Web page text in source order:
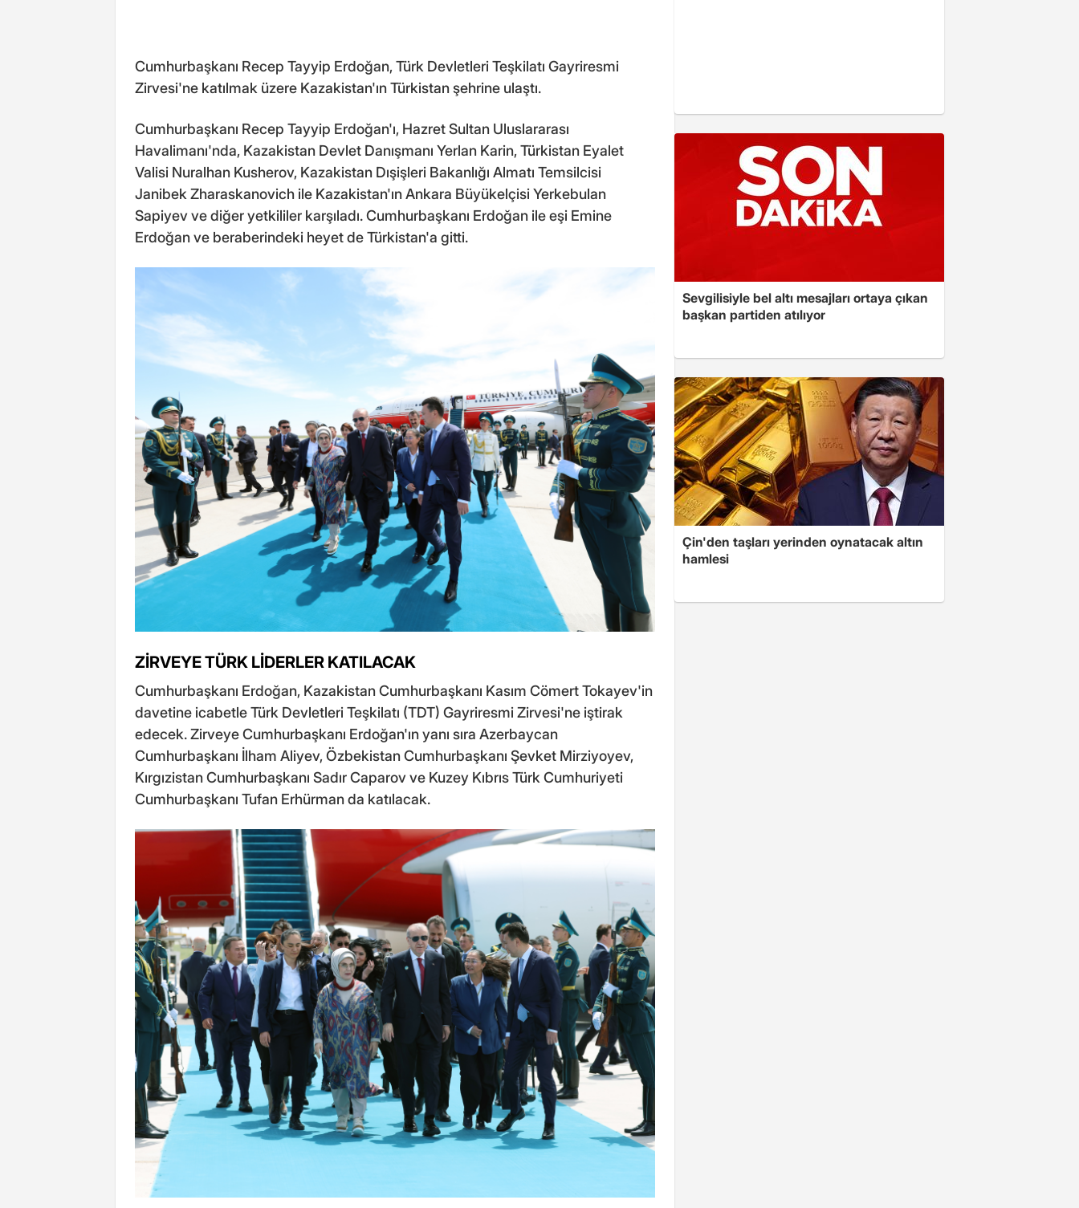
Cumhurbaşkanı Recep Tayyip Erdoğan, Türk Devletleri Teşkilatı Gayriresmi
Zirvesi'ne katılmak üzere Kazakistan'ın Türkistan şehrine ulaştı.
Cumhurbaşkanı Recep Tayyip Erdoğan'ı, Hazret Sultan Uluslararası
Havalimanı'nda, Kazakistan Devlet Danışmanı Yerlan Karin, Türkistan Eyalet
Valisi Nuralhan Kusherov, Kazakistan Dışişleri Bakanlığı Almatı Temsilcisi
Janibek Zharaskanovich ile Kazakistan'ın Ankara Büyükelçisi Yerkebulan
Sapiyev ve diğer yetkililer karşıladı. Cumhurbaşkanı Erdoğan ile eşi Emine
Erdoğan ve beraberindeki heyet de Türkistan'a gitti.
ZİRVEYE TÜRK LİDERLER KATILACAK
Cumhurbaşkanı Erdoğan, Kazakistan Cumhurbaşkanı Kasım Cömert Tokayev'in
davetine icabetle Türk Devletleri Teşkilatı (TDT) Gayriresmi Zirvesi'ne iştirak
edecek. Zirveye Cumhurbaşkanı Erdoğan'ın yanı sıra Azerbaycan
Cumhurbaşkanı İlham Aliyev, Özbekistan Cumhurbaşkanı Şevket Mirziyoyev,
Kırgızistan Cumhurbaşkanı Sadır Caparov ve Kuzey Kıbrıs Türk Cumhuriyeti
Cumhurbaşkanı Tufan Erhürman da katılacak.
Sevgilisiyle bel altı mesajları ortaya çıkan
başkan partiden atılıyor
Çin'den taşları yerinden oynatacak altın
hamlesi